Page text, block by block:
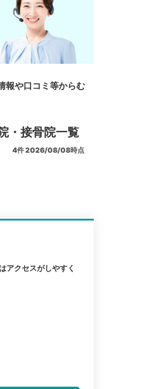
報や口コミ等からむ
・接骨院一覧
4件2026/08/08時点
アクセスがしやすく